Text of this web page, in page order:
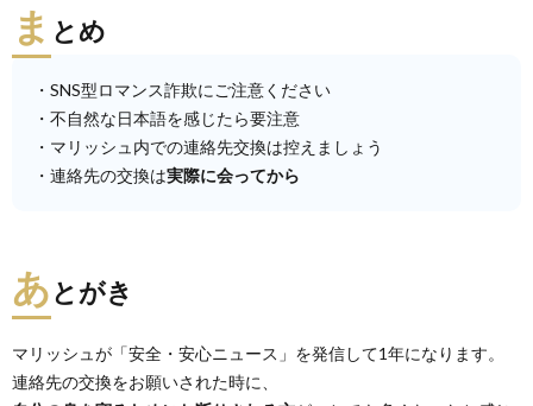
ま とめ
・SNS型ロマンス詐欺にご注意ください
・不自然な日本語を感じたら要注意
・マリッシュ内での連絡先交換は控えましょう
・連絡先の交換は実際に会ってから
あとがき
マリッシュが「安全・安心ニュース」を発信して1年になります。
連絡先の交換をお願いされた時に、